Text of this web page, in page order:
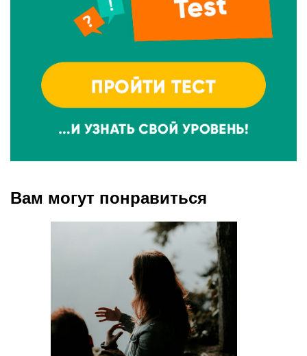
Вам могут понравиться